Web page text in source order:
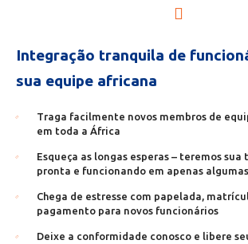
Integração tranquila de
sua equipe africana
Traga facilmente novos membros de
em toda a África
Esqueça as longas esperas – teremos
pronta e funcionando em apenas
Chega de estresse com papelada,
pagamento para novos funcionários
Deixe a conformidade conosco e libere